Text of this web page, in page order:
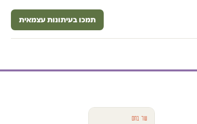
תמכו בעיתונות עצמאית
עוד בחם